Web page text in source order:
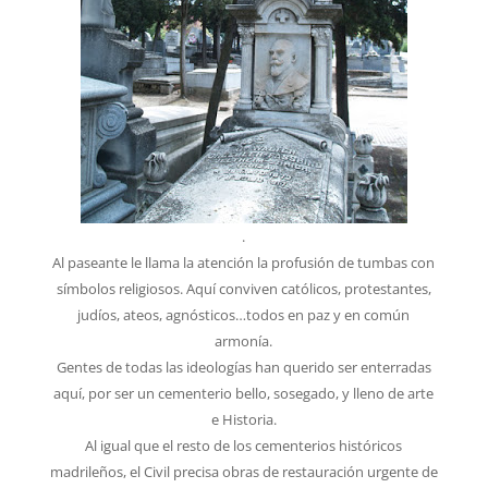
.
Al paseante le llama la atención la profusión de tumbas con
símbolos religiosos. Aquí conviven católicos, protestantes,
judíos, ateos, agnósticos…todos en paz y en común
armonía.
Gentes de todas las ideologías han querido ser enterradas
aquí, por ser un cementerio bello, sosegado, y lleno de arte
e Historia.
Al igual que el resto de los cementerios históricos
madrileños, el Civil precisa obras de restauración urgente de